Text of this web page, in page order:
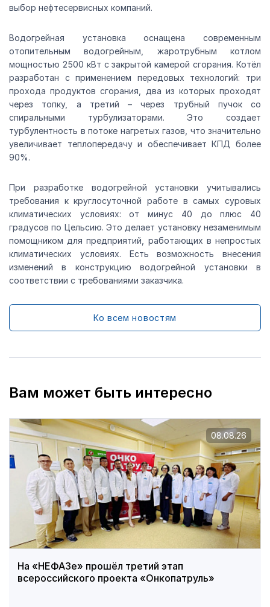
выбор нефтесервисных компаний.
Водогрейная установка оснащена современным
отопительным водогрейным, жаротрубным котлом
мощностью 2500 кВт с закрытой камерой сгорания. Котёл
разработан с применением передовых технологий: три
прохода продуктов сгорания, два из которых проходят
через топку, а третий – через трубный пучок со
спиральными турбулизаторами. Это создает
турбулентность в потоке нагретых газов, что значительно
увеличивает теплопередачу и обеспечивает КПД более
90%.
При разработке водогрейной установки учитывались
требования к круглосуточной работе в самых суровых
климатических условиях: от минус 40 до плюс 40
градусов по Цельсию. Это делает установку незаменимым
помощником для предприятий, работающих в непростых
климатических условиях. Есть возможность внесения
изменений в конструкцию водогрейной установки в
соответствии с требованиями заказчика.
Ко всем новостям
Вам может быть интересно
На «НЕФАЗе» прошёл третий этап
всероссийского проекта «Онкопатруль»
08.08.26